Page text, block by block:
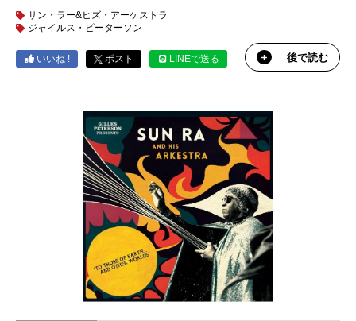
サン・ラー&ヒズ・アーケストラ
ジャイルス・ピーターソン
いいね ! ポスト LINEで送る 後で読む